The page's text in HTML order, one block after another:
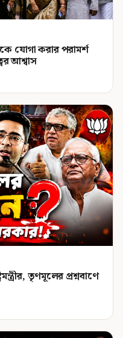
যোগা করার পরামর্শ
আশ্বাস
তৃণমূলের প্রশ্নবাণে